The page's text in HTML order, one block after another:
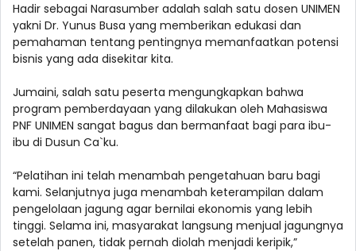
Hadir sebagai Narasumber adalah salah satu dosen UNIMEN
yakni Dr. Yunus Busa yang memberikan edukasi dan
pemahaman tentang pentingnya memanfaatkan potensi
bisnis yang ada disekitar kita.
Jumaini, salah satu peserta mengungkapkan bahwa
program pemberdayaan yang dilakukan oleh Mahasiswa
PNF UNIMEN sangat bagus dan bermanfaat bagi para ibu-
ibu di Dusun Ca`ku.
“Pelatihan ini telah menambah pengetahuan baru bagi
kami. Selanjutnya juga menambah keterampilan dalam
pengelolaan jagung agar bernilai ekonomis yang lebih
tinggi. Selama ini, masyarakat langsung menjual jagungnya
setelah panen, tidak pernah diolah menjadi keripik,”